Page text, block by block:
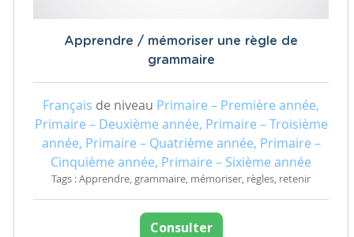
Apprendre / mémoriser une règle de
grammaire
Français de niveau Primaire – Première année,
Primaire – Deuxième année, Primaire – Troisième
année, Primaire – Quatrième année, Primaire –
Cinquième année, Primaire – Sixième année
Tags : Apprendre, grammaire, mémoriser, règles, retenir
Consulter